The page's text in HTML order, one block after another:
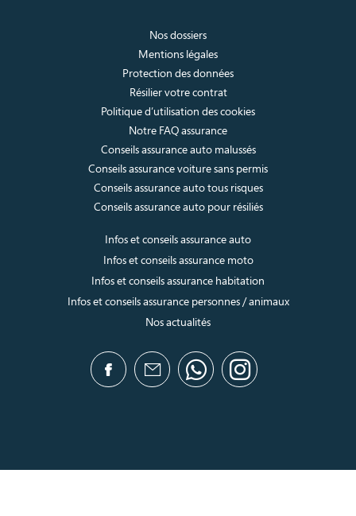
Nos dossiers
Mentions légales
Protection des données
Résilier votre contrat
Politique d’utilisation des cookies
Notre FAQ assurance
Conseils assurance auto malussés
Conseils assurance voiture sans permis
Conseils assurance auto tous risques
Conseils assurance auto pour résiliés
Infos et conseils assurance auto
Infos et conseils assurance moto
Infos et conseils assurance habitation
Infos et conseils assurance personnes / animaux
Nos actualités